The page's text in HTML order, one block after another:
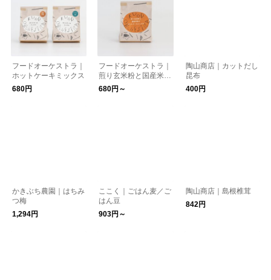
フードオーケストラ｜
ホットケーキミックス
680円
フードオーケストラ｜
煎り玄米粉と国産米粉
のホットケーキミック
680円～
陶山商店｜カットだし
昆布
400円
かきぶち農園｜はちみ
つ梅
1,294円
ここく｜ごはん麦／ご
はん豆
903円～
陶山商店｜島根椎茸
842円